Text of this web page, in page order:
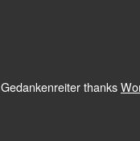
Gedankenreiter thanks